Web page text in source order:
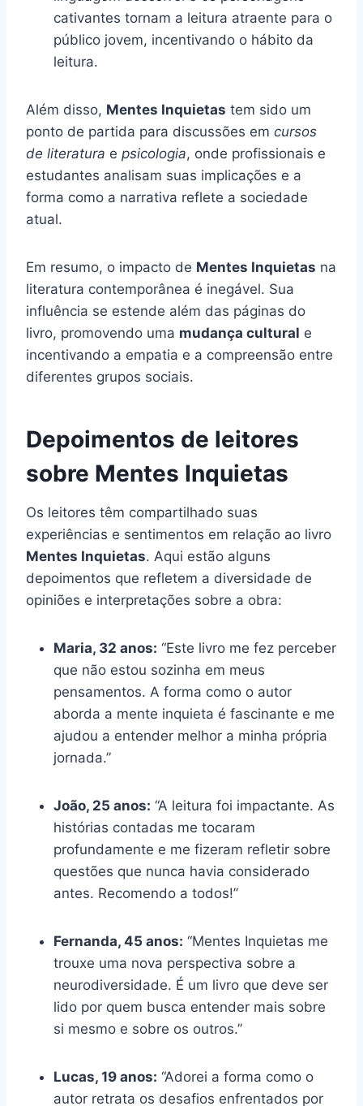
cativantes tornam a leitura atraente para o
público jovem, incentivando o hábito da
leitura.
Além disso, Mentes Inquietas tem sido um
ponto de partida para discussões em cursos
de literatura e psicologia, onde profissionais e
estudantes analisam suas implicações e a
forma como a narrativa reflete a sociedade
atual.
Em resumo, o impacto de Mentes Inquietas na
literatura contemporânea é inegável. Sua
influência se estende além das páginas do
livro, promovendo uma mudança cultural e
incentivando a empatia e a compreensão entre
diferentes grupos sociais.
Depoimentos de leitores
sobre Mentes Inquietas
Os leitores têm compartilhado suas
experiências e sentimentos em relação ao livro
Mentes Inquietas. Aqui estão alguns
depoimentos que refletem a diversidade de
opiniões e interpretações sobre a obra:
Maria, 32 anos: “Este livro me fez perceber
que não estou sozinha em meus
pensamentos. A forma como o autor
aborda a mente inquieta é fascinante e me
ajudou a entender melhor a minha própria
jornada.”
João, 25 anos: “A leitura foi impactante. As
histórias contadas me tocaram
profundamente e me fizeram refletir sobre
questões que nunca havia considerado
antes. Recomendo a todos!”
Fernanda, 45 anos: “Mentes Inquietas me
trouxe uma nova perspectiva sobre a
neurodiversidade. É um livro que deve ser
lido por quem busca entender mais sobre
si mesmo e sobre os outros.”
Lucas, 19 anos: “Adorei a forma como o
autor retrata os desafios enfrentados por